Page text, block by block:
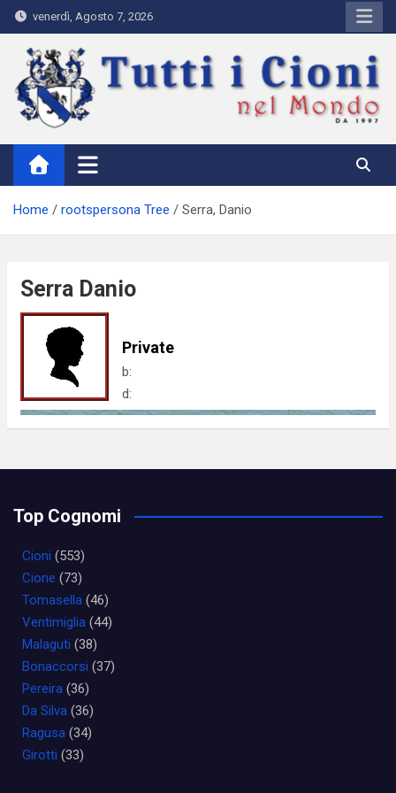
Skip
to
content
venerdì, Agosto 7, 2026
Tutti i Cioni nel Mondo
Where Cioni`s come from
Home rootspersona Tree Serra, Danio
Serra Danio
Private
b:
d:
Top Cognomi
Cioni (553)
Cione (73)
Tomasella (46)
Ventimiglia (44)
Malaguti (38)
Bonaccorsi (37)
Pereira (36)
Da Silva (36)
Ragusa (34)
Girotti (33)